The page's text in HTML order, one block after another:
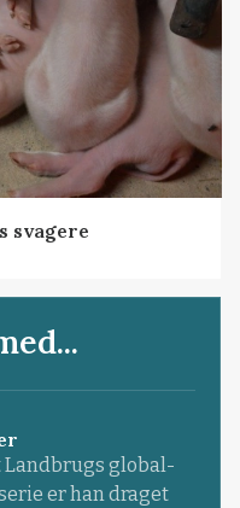
svagere
Landbrugs global-
er han draget